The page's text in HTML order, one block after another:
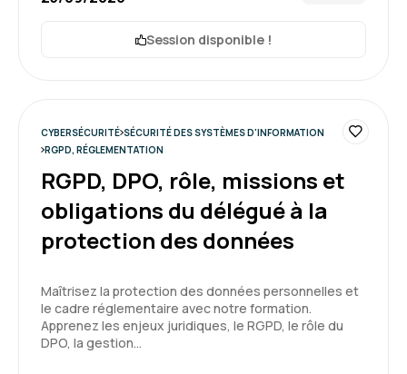
Session disponible !
CYBERSÉCURITÉ SÉCURITÉ DES SYSTÈMES D'INFORMATION
RGPD, RÉGLEMENTATION
RGPD, DPO, rôle, missions et
obligations du délégué à la
protection des données
Maîtrisez la protection des données personnelles et
le cadre réglementaire avec notre formation.
Apprenez les enjeux juridiques, le RGPD, le rôle du
DPO, la gestion…